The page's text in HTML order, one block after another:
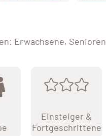
Erwachsene, Senioren
Einsteiger &
Fortgeschrittene